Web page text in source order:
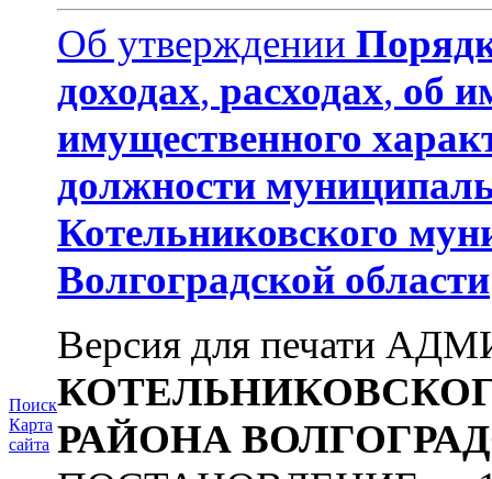
Поиск
Карта
сайта
Об утверждении
доходах, расходах, об
имущественного
должности
Котельниковского
Волгоградской области
Версия для печати
РАЙОНА